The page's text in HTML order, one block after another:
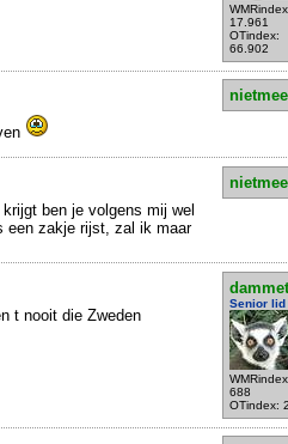
17.961
OTindex:
66.902
ben je volgens mij wel
een zakje rijst, zal ik maar
Senior lid
688
OTindex:
t nooit die Zweden